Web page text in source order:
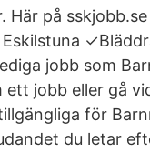
på
jobb som
jobb eller gå
för
du letar